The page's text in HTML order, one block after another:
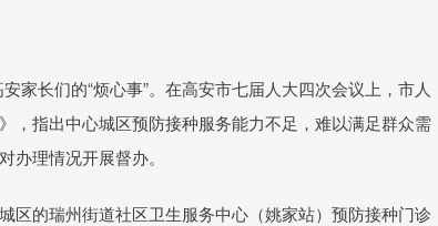
家长们的“烦心事”。在高安市七届人大四次会议上，市人
，指出中心城区预防接种服务能力不足，难以满足群众需
理情况开展督办。
区的瑞州街道社区卫生服务中心（姚家站）预防接种门诊